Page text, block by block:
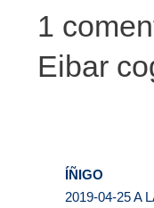
1
Eibar
ÍÑIGO
2019-04-25 A